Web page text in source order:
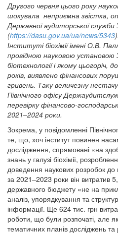
Другого червня цього року
шокувала неприємна звістка,
Державної аудиторської служби
(https://dasu.gov.ua/ua/news/5343
Інституті біохімії імені О.В.
провідною науковою установою
біотехнології і якому цьогоріч,
років, виявлено фінансових
гривень. Таку величезну
Північного офісу
перевірку фінансово-
2021–2024 роки.
Зокрема, у повідомленні
те, що, хоч інститут повинен
дослідження, спрямовані «на
знань у галузі біохімії,
доведення наукових розробок до
за 2021–2023 роки він витратив
державного бюджету «не на
аналіз, упорядкування та
інформації. Ще 624 тис. грн
роботи, що були розпочаті, але
тематичних планів досліджень та